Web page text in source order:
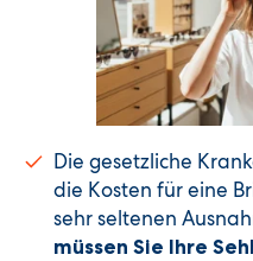
Die gesetzliche
die Kosten für eine
sehr seltenen
müssen Sie Ihre